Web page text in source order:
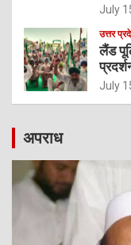
July
उत्तर
लैंड
July
अपराध